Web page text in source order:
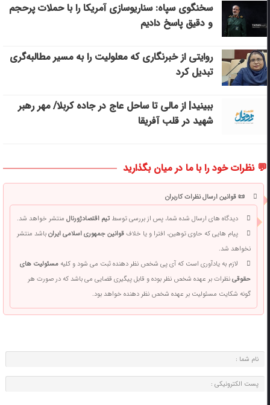
سخنگوی سپاه: سناریوسازی آمریکا را با حملات پرحجم‌‌
و دقیق‌ پاسخ دادیم
روایتی از خبرنگاری که معلولیت را به مسیر مطالبه‌گری
تبدیل کرد
ببینید| از مالی تا ساحل عاج در جاده کربلا/ مهر رهبر
شهید در قلب آفریقا
💬 نظرات خود را با ما در میان بگذارید
📜 قوانین ارسال نظرات کاربران
دیدگاه های ارسال شده شما، پس از بررسی توسطتیم اقتصادژورنالمنتشر خواهد شد.
پیام هایی که حاوی توهین، افترا و یا خلافقوانین جمهوری اسلامی ایرانباشد منتشر
نخواهد شد.
لازم به یادآوری است که آی پی شخص نظر دهنده ثبت می شود و کلیهمسئولیت های
حقوقینظرات بر عهده شخص نظر بوده و قابل پیگیری قضایی می باشد که در صورت هر
گونه شکایت مسئولیت بر عهده شخص نظر دهنده خواهد بود.